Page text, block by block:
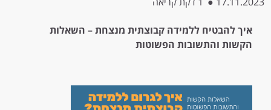
איך להבטיח ללמידה קבוצתית מנצחת – השאלות
הקשות והתשובות הפשוטות